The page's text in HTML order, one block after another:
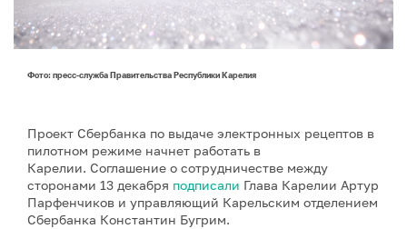
Фото: пресс-служба Правительства Республики Карелия
Проект Сбербанка по выдаче электронных рецептов в
пилотном режиме начнет работать в
Карелии. Соглашение о сотрудничестве между
сторонами 13 декабря подписали Глава Карелии Артур
Парфенчиков и управляющий Карельским отделением
Сбербанка Константин Бугрим.